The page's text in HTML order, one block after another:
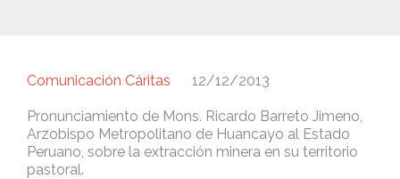
Comunicación Cáritas 12/12/2013
Pronunciamiento de Mons. Ricardo Barreto Jimeno,
Arzobispo Metropolitano de Huancayo al Estado
Peruano, sobre la extracción minera en su territorio
pastoral.